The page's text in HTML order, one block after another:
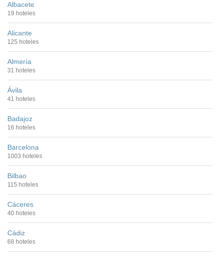
Albacete
19 hoteles
Alicante
125 hoteles
Almería
31 hoteles
Ávila
41 hoteles
Badajoz
16 hoteles
Barcelona
1003 hoteles
Bilbao
115 hoteles
Cáceres
40 hoteles
Cádiz
68 hoteles